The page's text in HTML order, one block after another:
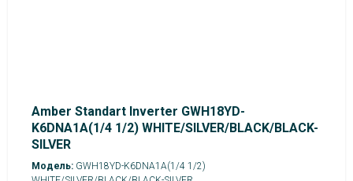
Amber Standart Inverter GWH18YD-
K6DNA1A(1/4 1/2) WHITE/SILVER/BLACK/BLACK-
SILVER
Модель: GWH18YD-K6DNA1A(1/4 1/2)